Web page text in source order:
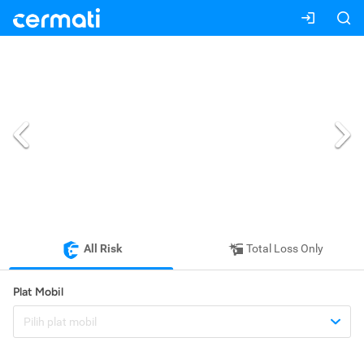
All Risk Total Loss Only
Plat Mobil
Pilih plat mobil